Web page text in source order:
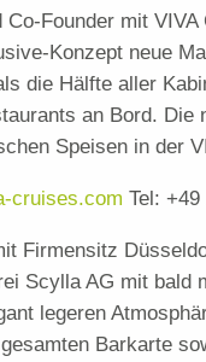
Founder mit
Konzept neue
die Hälfte aller
an Bord.
Speisen in der
cruises.com Tel: +49
Firmensitz
Scylla AG mit
legeren
Barkarte